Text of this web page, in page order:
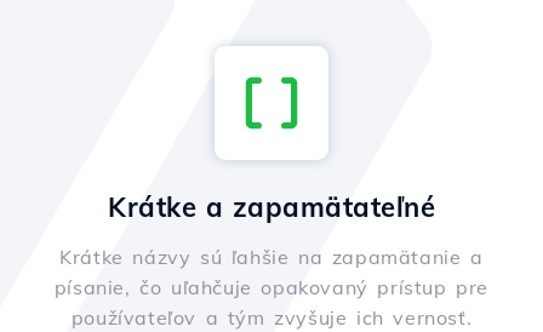
Krátke a zapamätateľné
Krátke názvy sú ľahšie na zapamätanie a
písanie, čo uľahčuje opakovaný prístup pre
používateľov a tým zvyšuje ich vernosť.